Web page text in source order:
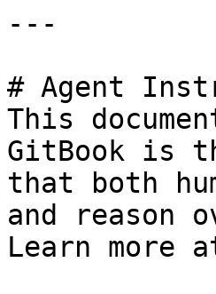
---
# Agent
This
GitBook is
that both
and reason
Learn more